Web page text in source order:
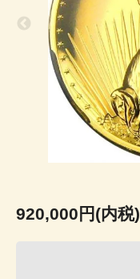
920,000円(内税)